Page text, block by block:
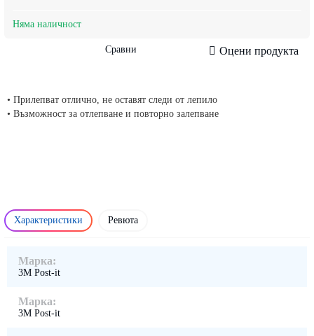
Няма наличност
Сравни Оцени продукта
• Прилепват отлично, не оставят следи от лепило
• Възможност за отлепване и повторно залепване
Характеристики Ревюта
Марка:
3M Post-it
Марка:
3M Post-it